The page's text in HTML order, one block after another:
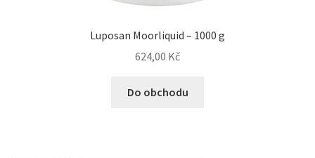
Luposan Moorliquid – 1000 g
624,00 Kč
Do obchodu